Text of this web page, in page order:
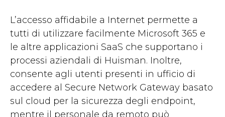
L’accesso affidabile a Internet permette a
tutti di utilizzare facilmente Microsoft 365 e
le altre applicazioni SaaS che supportano i
processi aziendali di Huisman. Inoltre,
consente agli utenti presenti in ufficio di
accedere al Secure Network Gateway basato
sul cloud per la sicurezza degli endpoint,
mentre il personale da remoto può